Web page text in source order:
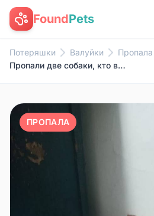
FoundPets
Потеряшки Валуйки Пропала
Пропали две собаки, кто видел ...
ПРОПАЛА